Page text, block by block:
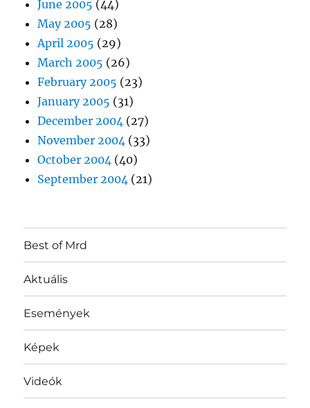
June 2005 (44)
May 2005 (28)
April 2005 (29)
March 2005 (26)
February 2005 (23)
January 2005 (31)
December 2004 (27)
November 2004 (33)
October 2004 (40)
September 2004 (21)
Best of Mrd
Aktuális
Események
Képek
Videók